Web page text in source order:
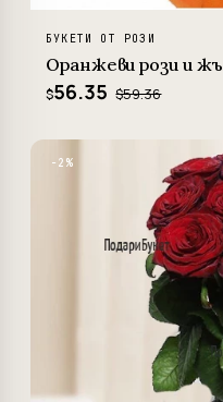
БУКЕТИ ОТ РОЗИ
Оранжеви рози и
$56.35 $59.36
−2%